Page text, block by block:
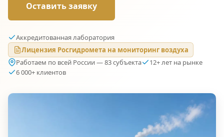
Оставить заявку
Аккредитованная лаборатория
Лицензия Росгидромета на мониторинг воздуха
Работаем по всей России — 83 субъекта
12+ лет на рынке
6 000+ клиентов